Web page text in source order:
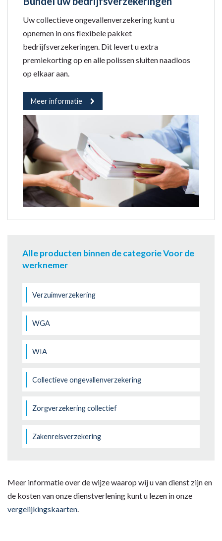
Uw collectieve ongevallenverzekering kunt u
opnemen in ons flexibele pakket
bedrijfsverzekeringen. Dit levert u extra
premiekorting op en alle polissen sluiten naadloos
op elkaar aan.
Meer informatie
Alle producten binnen de categorie Voor de
werknemer
Verzuimverzekering
WGA
WIA
Collectieve ongevallenverzekering
Zorgverzekering collectief
Zakenreisverzekering
Meer informatie over de wijze waarop wij u van dienst zijn en
de kosten van onze dienstverlening kunt u lezen in onze
vergelijkingskaarten